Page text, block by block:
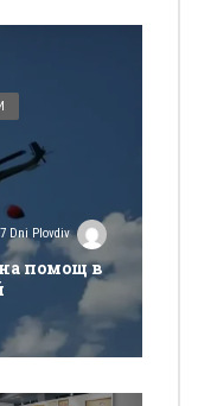
7 Dni Plovdiv
помощ в